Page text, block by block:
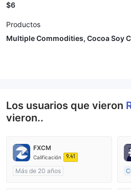
$6
Productos
Multiple Commodities, Cocoa Soy
Los usuarios que vieron
vieron..
FXCM
Calificación 9.41
Más de 20 años